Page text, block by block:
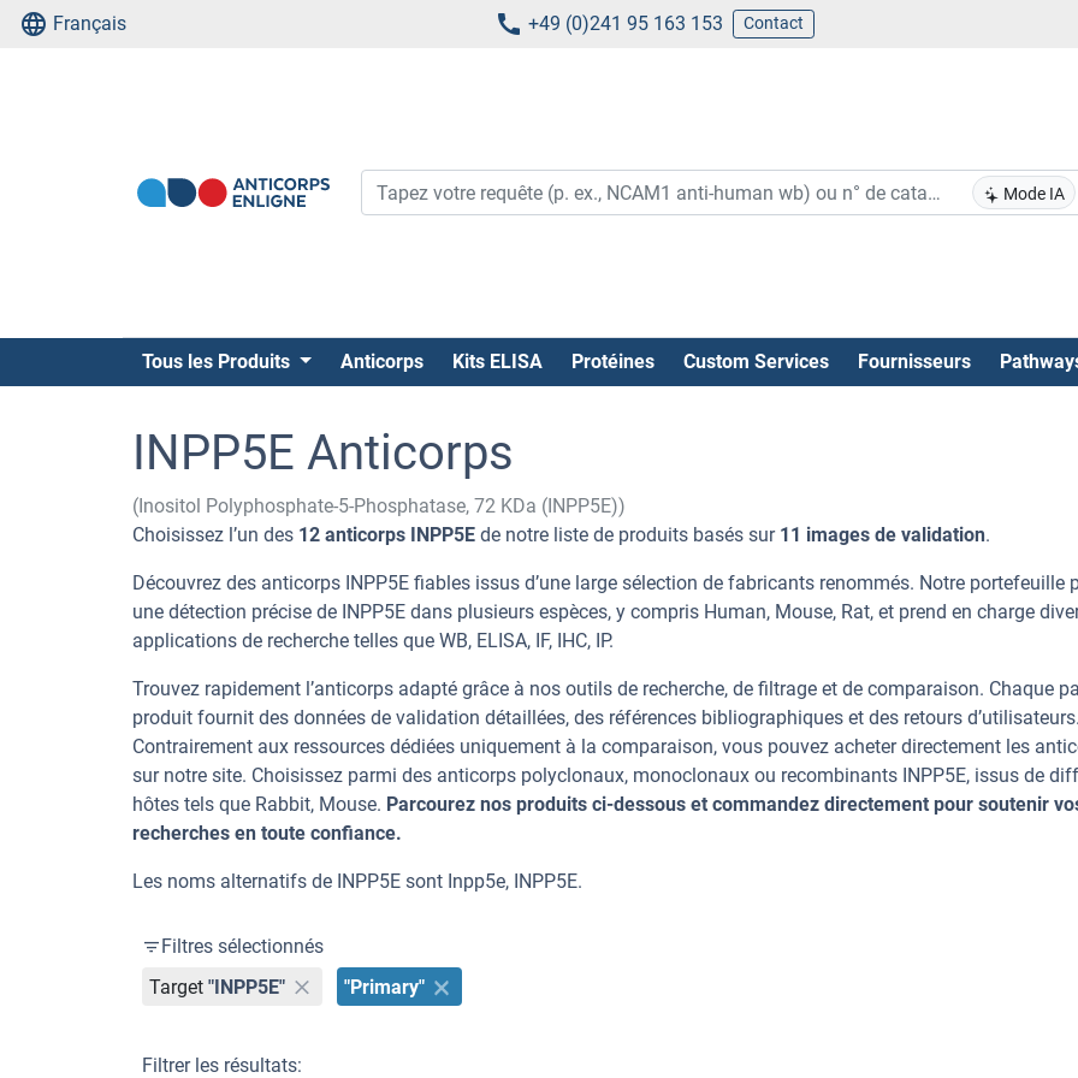
Français +49 (0)241 95 163 153 Contact
Mode IA
Tous les Produits Anticorps Kits ELISA Protéines Custom Services Fournisseurs
INPP5E Anticorps
(Inositol Polyphosphate-5-Phosphatase, 72 KDa (INPP5E))
Choisissez l’un des 12 anticorps INPP5E de notre liste de produits basés sur 11 images de validation.
Découvrez des anticorps INPP5E fiables issus d’une large sélection de fabricants renommés. Notre portefeuille
une détection précise de INPP5E dans plusieurs espèces, y compris Human, Mouse, Rat, et prend en charge
applications de recherche telles que WB, ELISA, IF, IHC, IP.
Trouvez rapidement l’anticorps adapté grâce à nos outils de recherche, de filtrage et de comparaison. Chaque
produit fournit des données de validation détaillées, des références bibliographiques et des retours d’utilisateurs.
Contrairement aux ressources dédiées uniquement à la comparaison, vous pouvez acheter directement les
sur notre site. Choisissez parmi des anticorps polyclonaux, monoclonaux ou recombinants INPP5E, issus de
hôtes tels que Rabbit, Mouse. Parcourez nos produits ci-dessous et commandez directement pour soutenir
recherches en toute confiance.
Les noms alternatifs de INPP5E sont Inpp5e, INPP5E.
Filtres sélectionnés
Target "INPP5E" "Primary"
Filtrer les résultats: